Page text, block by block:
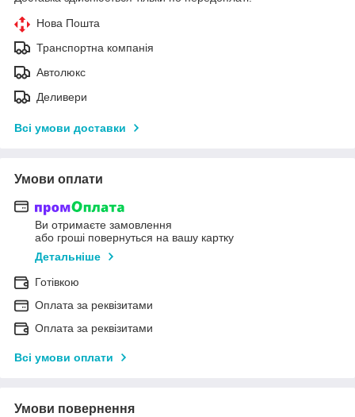
Нова Пошта
Транспортна компанія
Автолюкс
Деливери
Всі умови доставки
Умови оплати
Ви отримаєте замовлення
або гроші повернуться на вашу картку
Детальніше
Готівкою
Оплата за реквізитами
Оплата за реквізитами
Всі умови оплати
Умови повернення